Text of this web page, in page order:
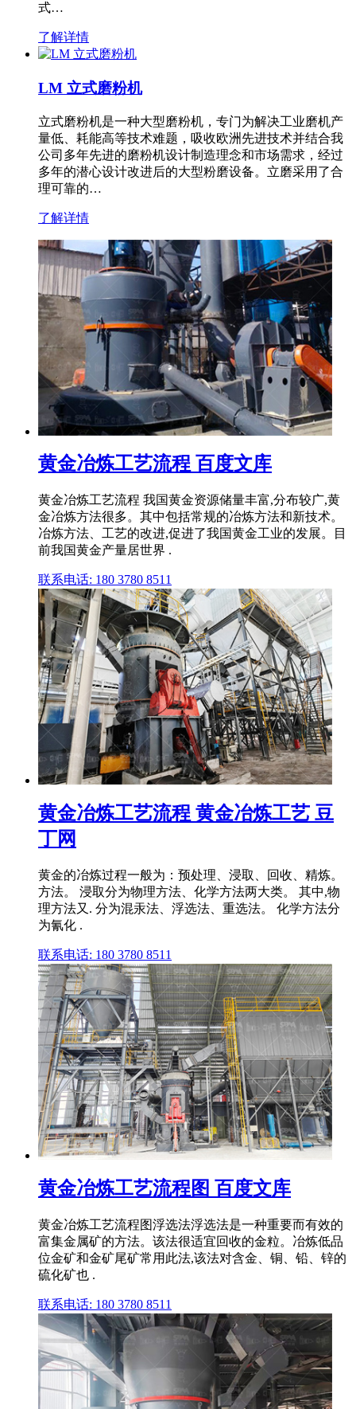
式…
了解详情
LM 立式磨粉机
立式磨粉机是一种大型磨粉机，专门为解决工业磨机产
量低、耗能高等技术难题，吸收欧洲先进技术并结合我
公司多年先进的磨粉机设计制造理念和市场需求，经过
多年的潜心设计改进后的大型粉磨设备。立磨采用了合
理可靠的…
了解详情
黄金冶炼工艺流程 百度文库
黄金冶炼工艺流程 我国黄金资源储量丰富,分布较广,黄
金冶炼方法很多。其中包括常规的冶炼方法和新技术。
冶炼方法、工艺的改进,促进了我国黄金工业的发展。目
前我国黄金产量居世界 .
联系电话: 180 3780 8511
黄金冶炼工艺流程 黄金冶炼工艺 豆
丁网
黄金的冶炼过程一般为：预处理、浸取、回收、精炼。
方法。 浸取分为物理方法、化学方法两大类。 其中,物
理方法又. 分为混汞法、浮选法、重选法。 化学方法分
为氰化 .
联系电话: 180 3780 8511
黄金冶炼工艺流程图 百度文库
黄金冶炼工艺流程图浮选法浮选法是一种重要而有效的
富集金属矿的方法。该法很适宜回收的金粒。冶炼低品
位金矿和金矿尾矿常用此法,该法对含金、铜、铅、锌的
硫化矿也 .
联系电话: 180 3780 8511